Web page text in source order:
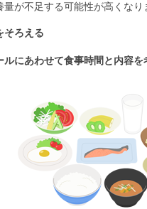
が不足する可能性が高くなり
そろえる
ルにあわせて食事時間と内容を